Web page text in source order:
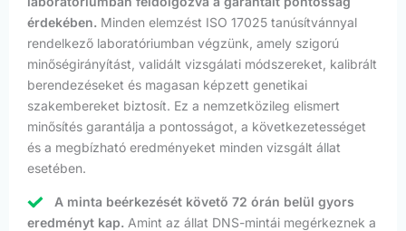
érdekében. Minden elemzést ISO 17025 tanúsítvánnyal
rendelkező laboratóriumban végzünk, amely szigorú
minőségirányítást, validált vizsgálati módszereket, kalibrált
berendezéseket és magasan képzett genetikai
szakembereket biztosít. Ez a nemzetközileg elismert
minősítés garantálja a pontosságot, a következetességet
és a megbízható eredményeket minden vizsgált állat
esetében.
A minta beérkezését követő 72 órán belül gyors
eredményt kap. Amint az állat DNS-mintái megérkeznek a